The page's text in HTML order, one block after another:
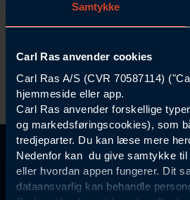
Samtykke
Carl Ras anvender cookies
Carl Ras A/S (CVR 70587114)
hjemmeside eller app.
Carl Ras anvender forskellige
og markedsføringscookies), som
tredjeparter. Du kan læse mere
Nedenfor kan du give samtykke
eller hvordan appen fungerer. Dit
dataansvarlig kan behandle
Samtykket betyder også, at Carl Ras A/
vores
Kontakt Kundeservice
44 85 55
Information
Carl Ras Gruppen
Om os